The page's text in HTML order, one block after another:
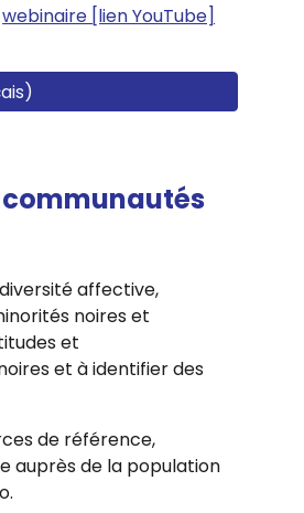
webinaire [lien YouTube]
communautés
affective,
noires et
et
et à identifier des
de référence,
auprès de la population